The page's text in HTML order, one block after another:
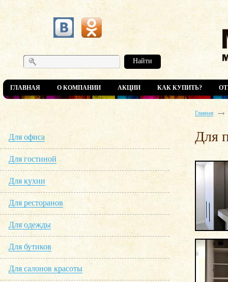
Найти
ГЛАВНАЯ О КОМПАНИИ АКЦИИ КАК КУПИТЬ?
Для офиса
Для гостиной
Для кухни
Для ресторанов
Для одежды
Для бутиков
Для салонов красоты
Главная
Для